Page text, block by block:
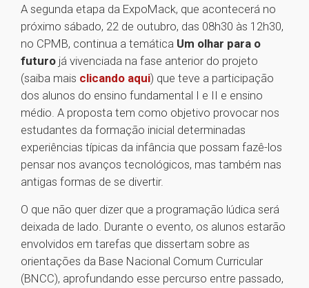
A segunda etapa da ExpoMack, que acontecerá no
próximo sábado, 22 de outubro, das 08h30 às 12h30,
no CPMB, continua a temática Um olhar para o
futuro já vivenciada na fase anterior do projeto
(saiba mais clicando aqui) que teve a participação
dos alunos do ensino fundamental I e II e ensino
médio. A proposta tem como objetivo provocar nos
estudantes da formação inicial determinadas
experiências típicas da infância que possam fazê-los
pensar nos avanços tecnológicos, mas também nas
antigas formas de se divertir.
O que não quer dizer que a programação lúdica será
deixada de lado. Durante o evento, os alunos estarão
envolvidos em tarefas que dissertam sobre as
orientações da Base Nacional Comum Curricular
(BNCC), aprofundando esse percurso entre passado,